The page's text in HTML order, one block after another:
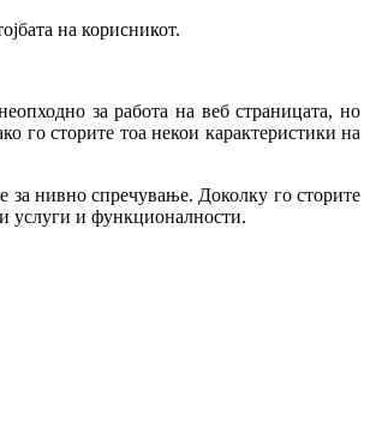
на корисникот.
за работа на веб страницата, но
го сторите тоа некои карактеристики на
за нивно спречување. Доколку го сторите
услуги и функционалности.